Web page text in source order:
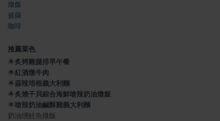
燉飯
披薩
咖啡
推薦菜色
🌟炙烤雞腿排早午餐
🌟紅酒燉牛肉
🌟蒜辣培根義大利麵
🌟炙燒干貝綜合海鮮嗆辣奶油燉飯
🌟嗆辣奶油鹹酥雞義大利麵
奶油燻鮭魚燉飯